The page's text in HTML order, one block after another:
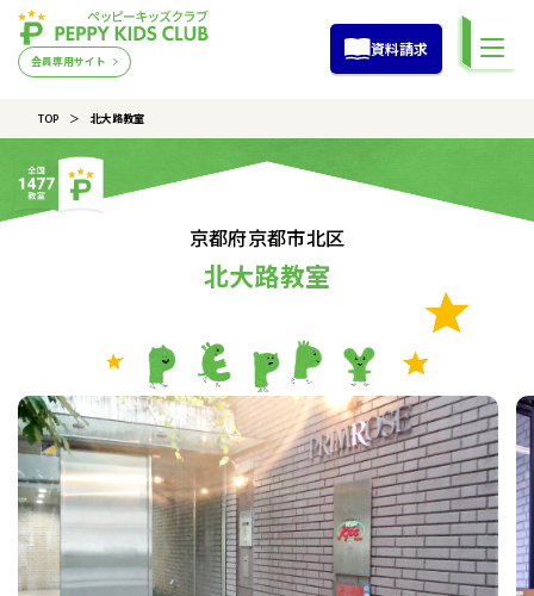
会員専用サイト
資料請求
TOP 北大路教室
京都府京都市北区
北大路教室